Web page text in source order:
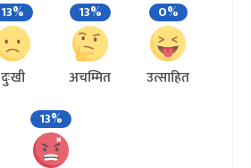
13%
दुःखी
13%
अचम्मित
0%
उत्साहित
13%